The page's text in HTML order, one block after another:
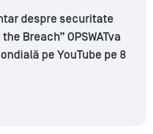
despre securitate
Breach” OPSWATva
pe YouTube pe 8